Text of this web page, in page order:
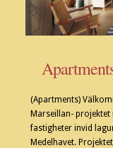
(Apartments)
Marseillan- projektet
fastigheter invid
Medelhavet.